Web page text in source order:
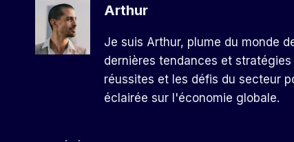
Arthur
Je suis Arthur, plume du monde
dernières tendances et
réussites et les défis du secteur
éclairée sur l'économie globale.